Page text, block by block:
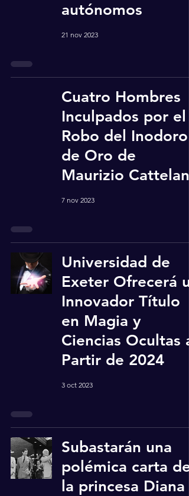
autónomos
21 nov 2023
Cuatro Hombres
Inculpados por el
Robo del Inodoro
de Oro de
Maurizio Cattelan
7 nov 2023
Universidad de
Exeter Ofrecerá
Innovador Título
en Magia y
Ciencias Ocultas a
Partir de 2024
3 oct 2023
Subastarán una
polémica carta de
la princesa Diana